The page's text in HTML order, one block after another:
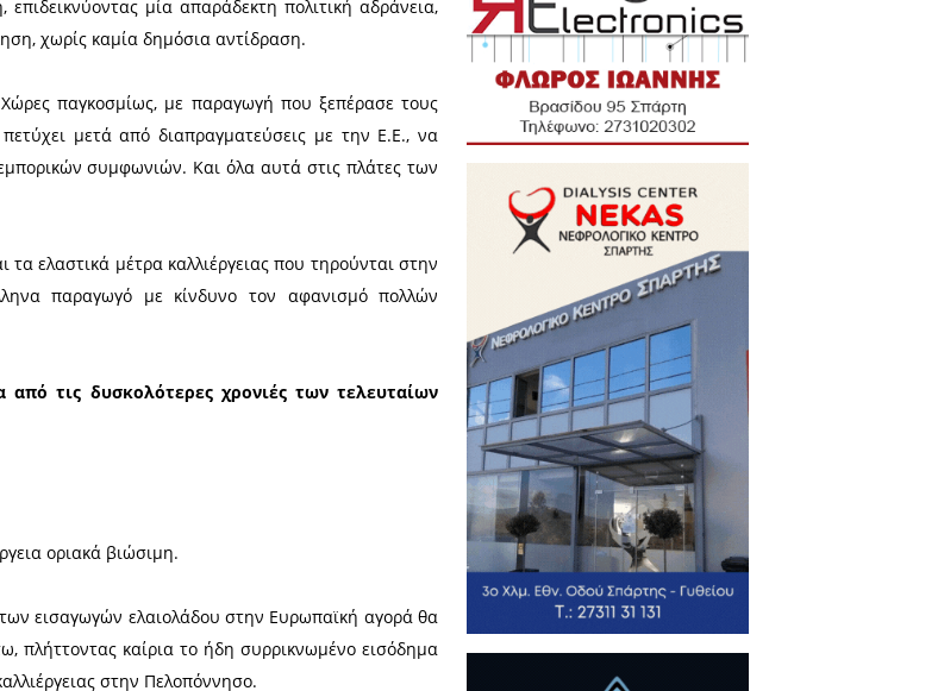
Πέτρου Τατούλη, για ένταξη του θέματος προς
Συνεδρίαση του Περιφερειακού
Ένωσης και της Τυνησίας για τον διπλασιασμό της ποσόστωσης
56.000 τόνους σε 100.000 τόνους ετησίως αποτελεί μία ευθεία
μας και ειδικότερα για την Πελοπόννησο.
αποφάσεις εις βάρος των παραγωγών, η Περιφερειακή Αρχή του
παρατηρητή, επιδεικνύοντας μία απαράδεκτη πολιτική αδράνεια,
καμία διεκδίκηση, χωρίς καμία δημόσια αντίδραση.
Χώρες παγκοσμίως, με παραγωγή που ξεπέρασε τους
επιχειρεί να πετύχει μετά από διαπραγματεύσεις με την Ε.Ε., να
και εμπορικών συμφωνιών. Και όλα αυτά στις πλάτες των